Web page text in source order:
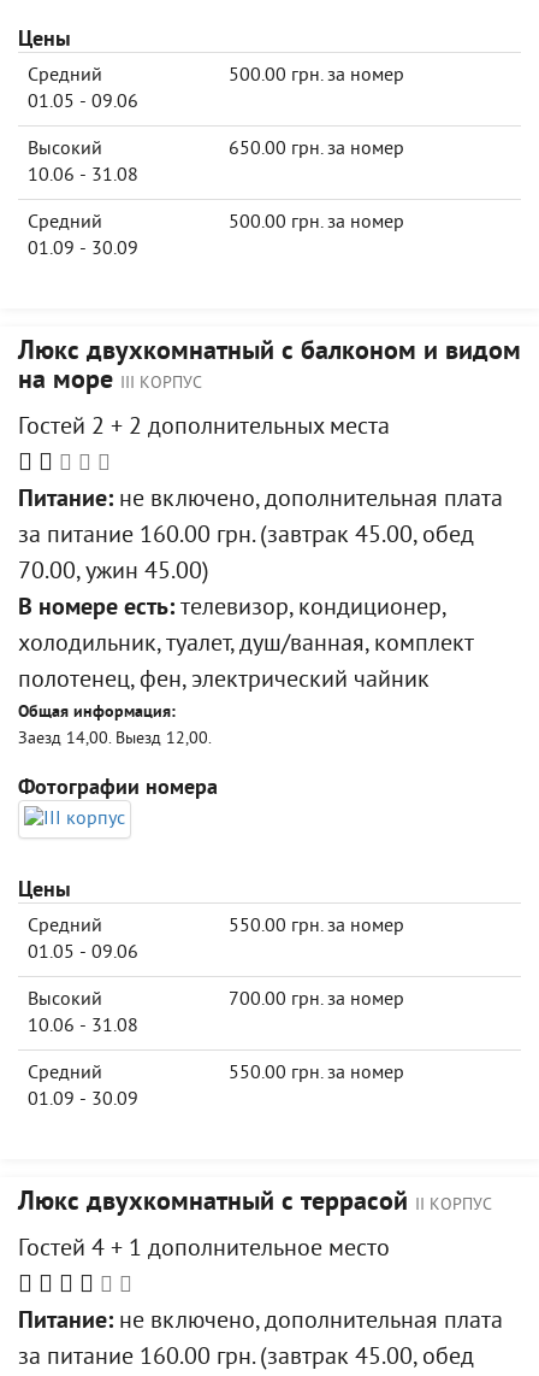
Цены
Средний
01.05 - 09.06
500.00 грн. за номер
Высокий
10.06 - 31.08
650.00 грн. за номер
Средний
01.09 - 30.09
500.00 грн. за номер
Люкс двухкомнатный с балконом и видом
на море III КОРПУС
Гостей 2 + 2 дополнительных места
Питание: не включено, дополнительная плата
за питание 160.00 грн. (завтрак 45.00, обед
70.00, ужин 45.00)
В номере есть: телевизор, кондиционер,
холодильник, туалет, душ/ванная, комплект
полотенец, фен, электрический чайник
Общая информация:
Заезд 14,00. Выезд 12,00.
Фотографии номера
Цены
Средний
01.05 - 09.06
550.00 грн. за номер
Высокий
10.06 - 31.08
700.00 грн. за номер
Средний
01.09 - 30.09
550.00 грн. за номер
Люкс двухкомнатный с террасой II КОРПУС
Гостей 4 + 1 дополнительное место
Питание: не включено, дополнительная плата
за питание 160.00 грн. (завтрак 45.00, обед